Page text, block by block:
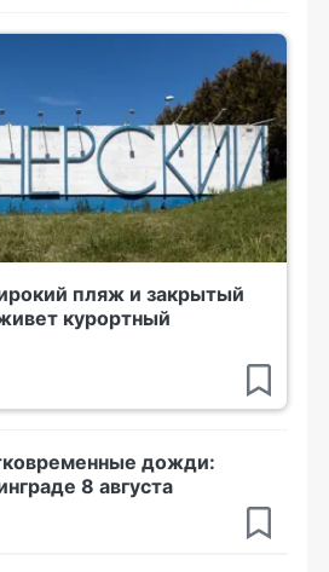
пляж и закрытый
курортный
дожди:
8 августа